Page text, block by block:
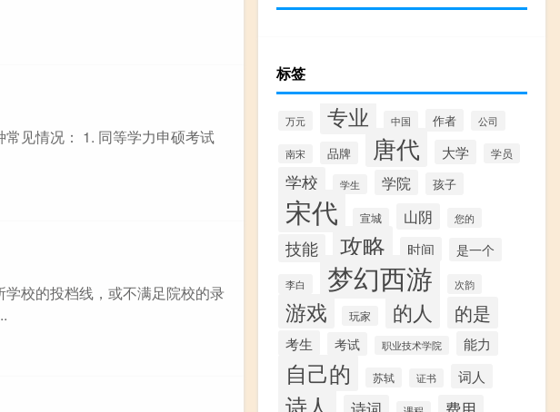
见情况： 1. 同等学力申硕考试
校的投档线，或不满足院校的录
标签
万元 专业 中国 作者 公司
南宋 品牌 唐代 大学 学员
学校 学生 学院 孩子
宋代 宣城 山阴 您的
技能 攻略 时间 是一个
李白 梦幻西游 次韵
游戏 玩家 的人 的是
考生 考试 职业技术学院 能力
自己的 苏轼 证书 词人
诗人